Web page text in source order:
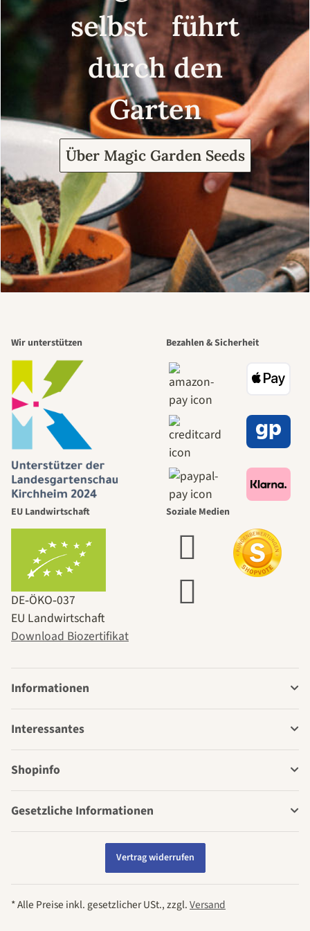
selbst führt
durch den
Garten
Über Magic Garden Seeds
Wir unterstützen Bezahlen & Sicherheit
EU Landwirtschaft
DE‑ÖKO‑037
EU Landwirtschaft
Download Biozertifikat
Soziale Medien
Informationen
Interessantes
Shopinfo
Gesetzliche Informationen
Vertrag widerrufen
* Alle Preise inkl. gesetzlicher USt., zzgl.Versand